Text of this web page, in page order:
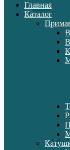
Главная
Каталог